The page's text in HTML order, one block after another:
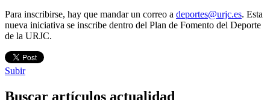
Para inscribirse, hay que mandar un correo a deportes@urjc.es. Esta
nueva iniciativa se inscribe dentro del Plan de Fomento del Deporte
de la URJC.
Subir
Buscar artículos actualidad